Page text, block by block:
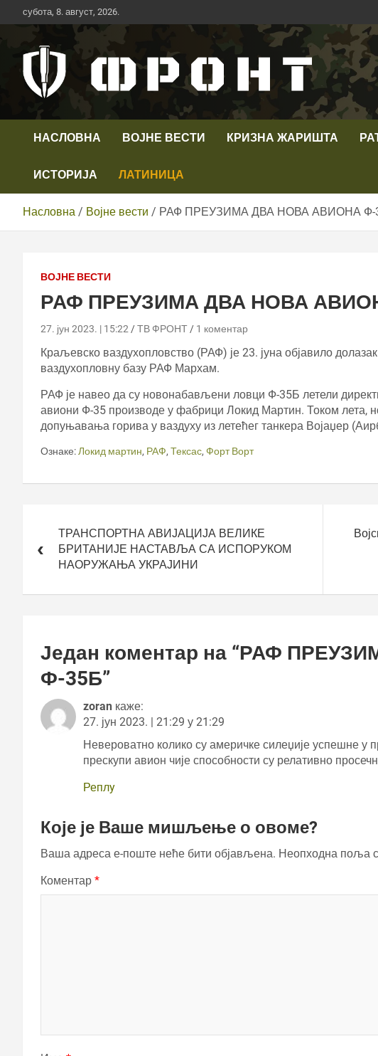
Скип
то
субота, 8. август, 2026.
Телевизија ФРОНТ
НАСЛОВНА ВОЈНЕ ВЕСТИ КРИЗНА ЖАРИШТА
ИСТОРИЈА ЛАТИНИЦА
Насловна Војне вести РАФ ПРЕУЗИМА ДВА НОВА АВИОНА Ф-
ВОЈНЕ ВЕСТИ
РАФ ПРЕУЗИМА ДВА НОВА
27. јун 2023. | 15:22 ТВ ФРОНТ 1 коментар
Краљевско ваздухопловство (РАФ) је 23. јуна објавило
ваздухопловну базу РАФ Мархам.
РАФ је навео да су новонабављени ловци Ф-35Б летели
авиони Ф-35 производе у фабрици Локид Мартин. Током лета,
допуњавања горива у ваздуху из летећег танкера Војаџер
Ознаке: Локид мартин, РАФ, Тексас, Форт Ворт
чланкаТРАНСПОРТНА АВИЈАЦИЈА ВЕЛИКЕ
БРИТАНИЈЕ НАСТАВЉА СА ИСПОРУКОМ
НАОРУЖАЊА УКРАЈИНИ
Један коментар на “РАФ
Ф-35Б”
zoran каже:
27. јун 2023. | 21:29 у 21:29
Невероватно колико су америчке силеџије успешне у
прескупи авион чије способности су релативно
Реплy
Које је Ваше мишљење о овоме?
Ваша адреса е-поште неће бити објављена. Неопходна поља
Коментар *